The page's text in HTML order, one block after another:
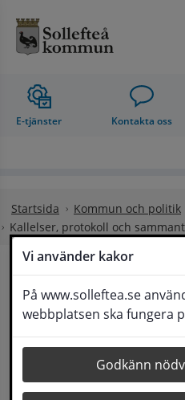
Vi använder kakor
På www.solleftea.se
webbplatsen ska fungera
Godkänn
E-tjänster Kontakta oss
Startsida
Kommun och politik
Kallelser, protokoll och
Kallelser, protokoll
sammanträden
Här hittar du kallelser,
sammanträden.